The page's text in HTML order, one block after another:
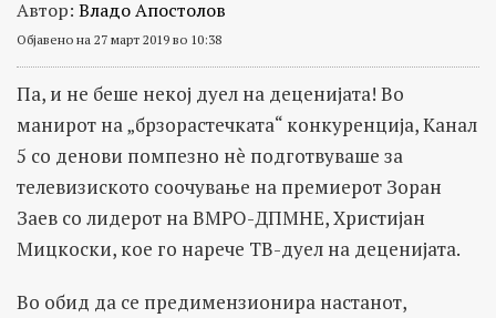
Автор: Владо Апостолов
Објавено на 27 март 2019 во 10:38
Па, и не беше некој дуел на деценијата! Во
манирот на „брзорастечката“ конкуренција, Канал
5 со денови помпезно нè подготвуваше за
телевизиското соочување на премиерот Зоран
Заев со лидерот на ВМРО-ДПМНЕ, Христијан
Мицкоски, кое го нарече ТВ-дуел на деценијата.
Во обид да се предимензионира настанот,